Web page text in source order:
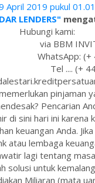
April 2019 pukul 01.01
LENDERS"
Hubungi kami:
INVITE:
(+ 44)
44) 7480
pinjaman
Pencarian
di sini hari ini karena
keuangan Anda.
atau lembaga
lagi tentang
solusi untuk
Miliaran (mata